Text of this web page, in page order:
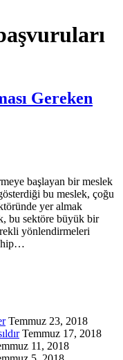
Gereken
başlayan bir meslek
bu meslek, çoğu
yer almak
bu sektöre büyük bir
yönlendirmeleri
Temmuz 23, 2018
Temmuz 17, 2018
11, 2018